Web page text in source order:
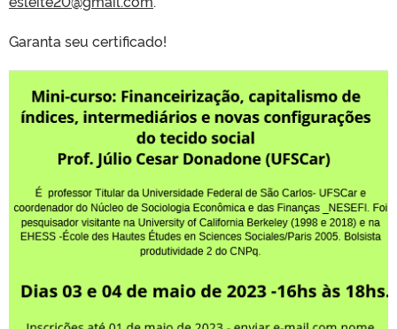
Garanta seu certificado!